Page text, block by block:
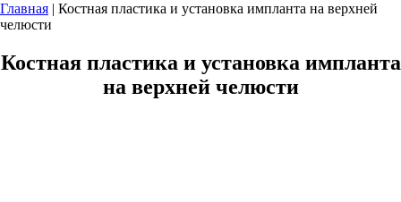
Главная | Костная пластика и установка импланта на верхней
челюсти
Костная пластика и установка импланта
на верхней челюсти